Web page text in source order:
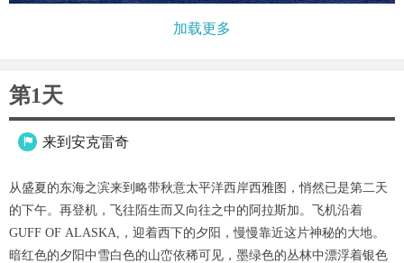
加载更多
第1天
 来到安克雷奇
从盛夏的东海之滨来到略带秋意太平洋西岸西雅图，悄然已是第二天
的下午。再登机，飞往陌生而又向往之中的阿拉斯加。飞机沿着
GUFF OF ALASKA,，迎着西下的夕阳，慢慢靠近这片神秘的大地。
暗红色的夕阳中雪白色的山峦依稀可见，墨绿色的丛林中漂浮着银色